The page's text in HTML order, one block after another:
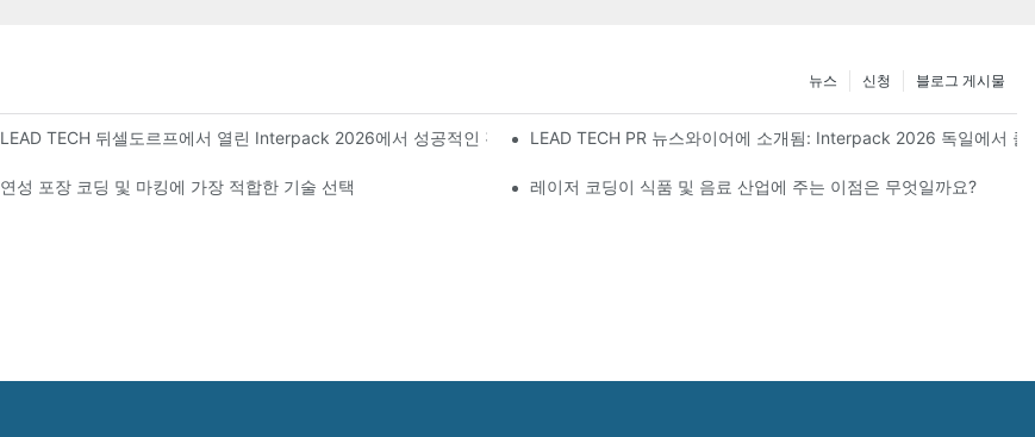
블로그 게시물
신청
뉴스
LEAD TECH 뒤셀도르프에서 열린 Interpack 2026에서 성공적인 전시를 마무리합니다.LEAD TECH PR 뉴스와이어에 소개됨: Interpack 2026 독일에서
연성 포장 코딩 및 마킹에 가장 적합한 기술 선택 레이저 코딩이 식품 및 음료 산업에 주는 이점은 무엇일까요?